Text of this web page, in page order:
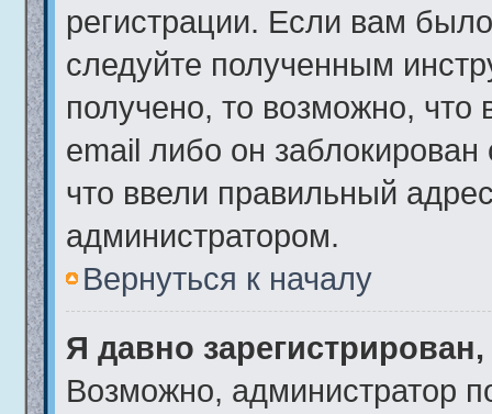
регистрации. Если вам
следуйте полученным
получено, то возможно,
email либо он
что ввели правильный
администратором.
Вернуться к началу
Я давно
Возможно, администратор